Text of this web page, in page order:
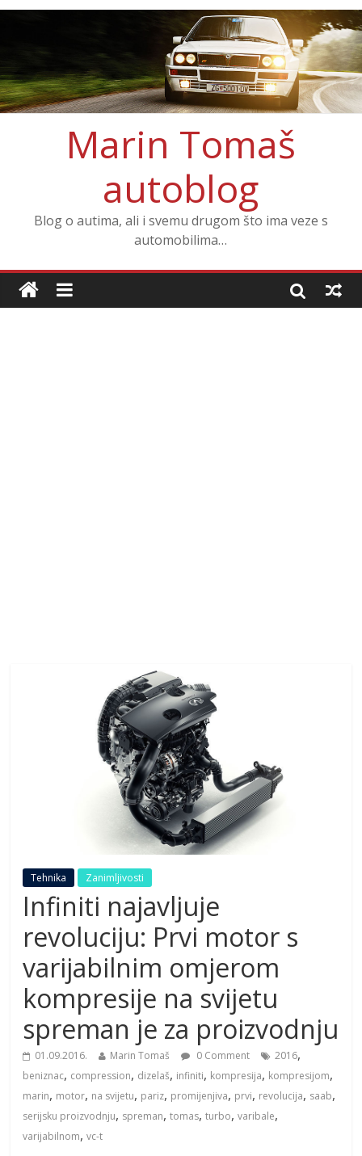
Marin Tomaš
autoblog
Blog o autima, ali i svemu drugom što ima veze s
automobilima…
Tehnika Zanimljivosti
Infiniti najavljuje
revoluciju: Prvi motor s
varijabilnim omjerom
kompresije na svijetu
spreman je za proizvodnju
01.09.2016. Marin Tomaš 0 Comment 2016,
beniznac, compression, dizelaš, infiniti, kompresija, kompresijom,
marin, motor, na svijetu, pariz, promijenjiva, prvi, revolucija, saab,
serijsku proizvodnju, spreman,tomas,turbo,varibale,
varijabilnom,vc-t